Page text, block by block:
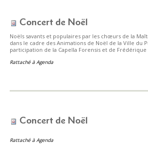
Concert de Noël
Noëls savants et populaires par les chœurs de la
dans le cadre des Animations de Noël de la Ville du
participation de la Capella Forensis et de Frédérique
Rattaché à Agenda
Concert de Noël
Rattaché à Agenda